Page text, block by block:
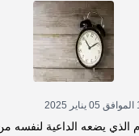
الذي يضعه الداعية لنفسه